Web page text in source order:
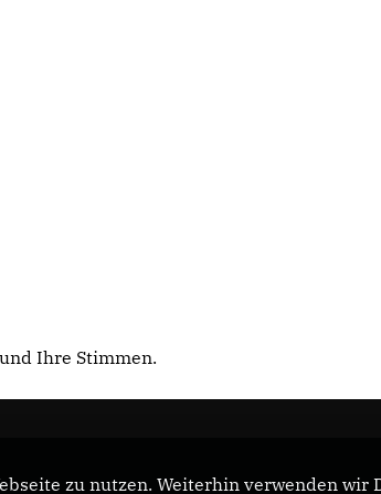
Ihre Stimmen.
zu nutzen. Weiterhin verwenden